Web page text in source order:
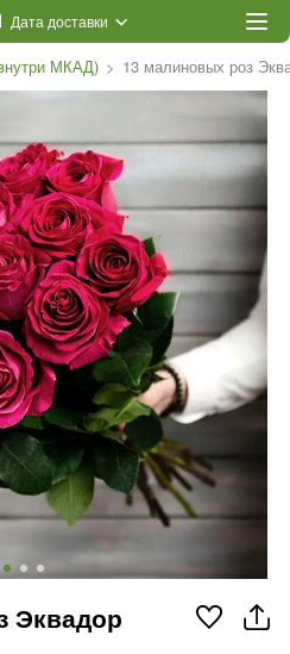
Дата доставки
МКАД) 13 малиновых роз
Эквадор